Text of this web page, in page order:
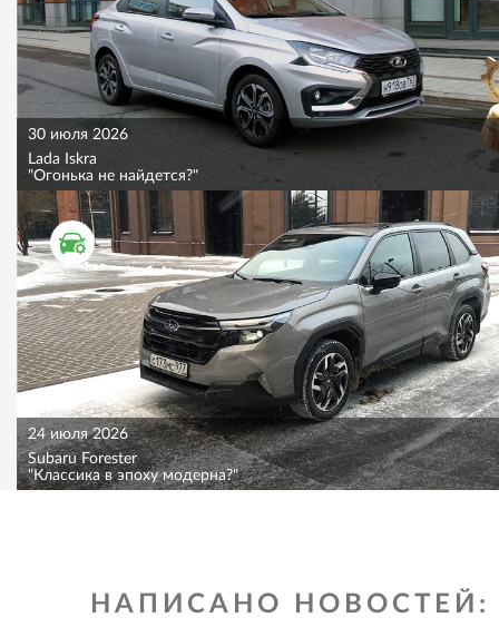
30 июля 2026
Lada Iskra
"Огонька не найдется?"
ТЕСТ ДРАЙВ
24 июля 2026
Subaru Forester
"Классика в эпоху модерна?"
НАПИСАНО НОВОСТЕЙ: